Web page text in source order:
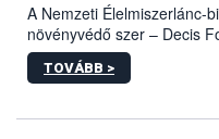
A Nemzeti Élelmiszerlánc-
növényvédő szer – Decis
engedélyokiratát
egészen a vesszőérettség
érésű szőlőkben is legyen
TOVÁBB >